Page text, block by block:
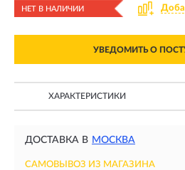
НЕТ В НАЛИЧИИ
УВЕДОМИТЬ О
ХАРАКТЕРИСТИКИ
ДОСТАВКА В МОСКВА
САМОВЫВОЗ ИЗ МАГАЗИНА